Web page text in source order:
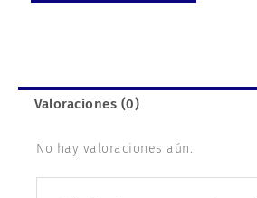
madera
Valoraciones (0)
No hay valoraciones aún.